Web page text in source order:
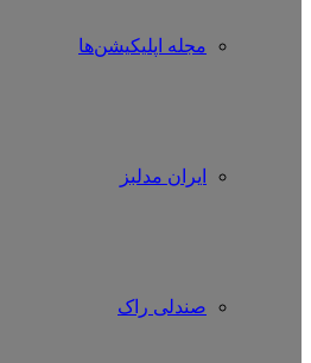
مجله اپلیکیشن‌ها
ایران مدلبز
صندلی راک